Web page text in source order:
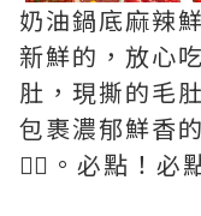
奶油鍋底麻辣
新鮮的，放心
肚，現撕的毛
包裹濃郁鮮香
👍🏻。必點！必